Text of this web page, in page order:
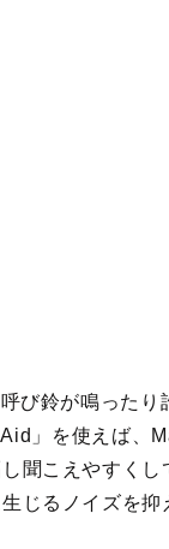
び鈴が鳴ったり
」を使えば、
聞こえやすくし
じるノイズを抑